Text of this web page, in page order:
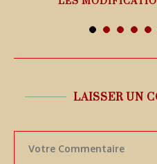
LAISSER UN